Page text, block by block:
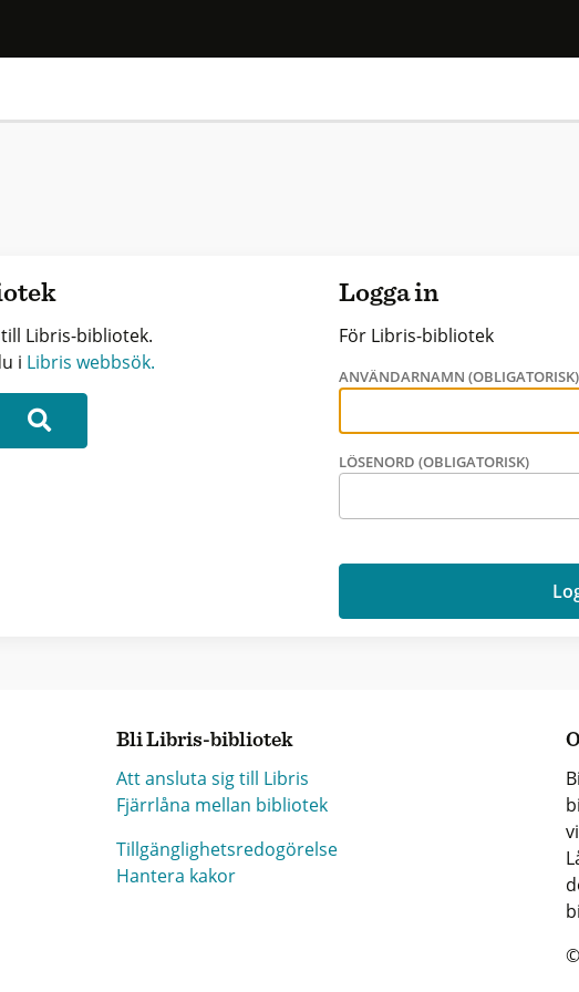
Libris-bibliotek.
i Libris webbsök.
Logga in
För Libris-bibliotek
ANVÄNDARNAMN (OBLIGATORISK)
LÖSENORD (OBLIGATORISK)
Bli Libris-bibliotek
Att ansluta sig till Libris
Fjärrlåna mellan bibliotek
Tillgänglighetsredogörelse
Hantera kakor